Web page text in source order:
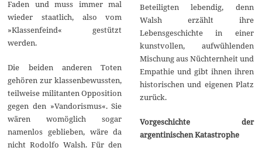
Faden und muss immer mal
wieder staatlich, also vom
»Klassenfeind« gestützt
werden.
Die beiden anderen Toten
gehören zur klassenbewussten,
teilweise militanten Opposition
gegen den »Vandorismus«. Sie
wären womöglich sogar
namenlos geblieben, wäre da
nicht Rodolfo Walsh. Für den
Beteiligten lebendig, denn
Walsh erzählt ihre
Lebensgeschichte in einer
kunstvollen, aufwühlenden
Mischung aus Nüchternheit und
Empathie und gibt ihnen ihren
historischen und eigenen Platz
zurück.
Vorgeschichte der
argentinischen Katastrophe